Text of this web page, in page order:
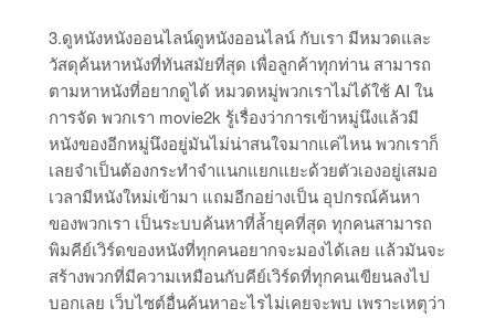
3.ดูหนังหนังออนไลน์ดูหนังออนไลน์ กับเรา มีหมวดและ
วัสดุค้นหาหนังที่ทันสมัยที่สุด เพื่อลูกค้าทุกท่าน สามารถ
ตามหาหนังที่อยากดูได้ หมวดหมู่พวกเราไม่ได้ใช้ AI ใน
การจัด พวกเรา movie2k รู้เรื่องว่าการเข้าหมู่นึงแล้วมี
หนังของอีกหมู่นึงอยู่มันไม่น่าสนใจมากแค่ไหน พวกเราก็
เลยจำเป็นต้องกระทำจำแนกแยกแยะด้วยตัวเองอยู่เสมอ
เวลามีหนังใหม่เข้ามา แถมอีกอย่างเป็น อุปกรณ์ค้นหา
ของพวกเรา เป็นระบบค้นหาที่ล้ำยุคที่สุด ทุกคนสามารถ
พิมคีย์เวิร์ดของหนังที่ทุกคนอยากจะมองได้เลย แล้วมันจะ
สร้างพวกที่มีความเหมือนกับคีย์เวิร์ดที่ทุกคนเขียนลงไป
บอกเลย เว็บไซต์อื่นค้นหาอะไรไม่เคยจะพบ เพราะเหตุว่า